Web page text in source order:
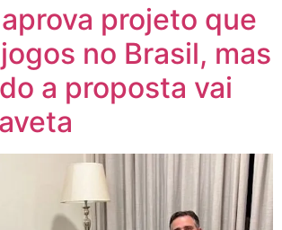
projeto que
no Brasil, mas
a proposta vai